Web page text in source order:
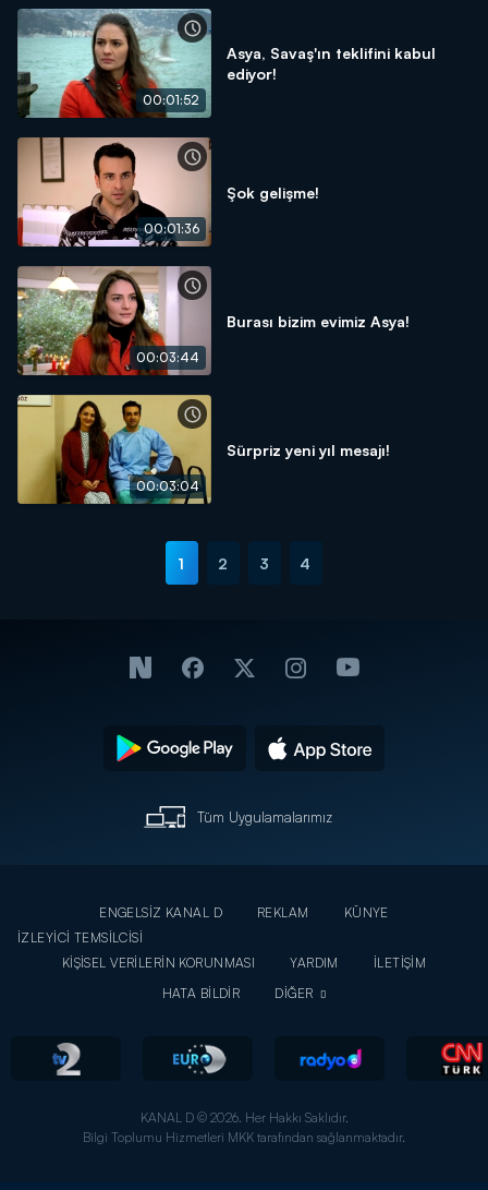
00:01:52
Asya, Savaş'ın teklifini kabul
ediyor!
00:01:36
Şok gelişme!
00:03:44
Burası bizim evimiz Asya!
00:03:04
Sürpriz yeni yıl mesajı!
1 2 3 4
Tüm Uygulamalarımız
ENGELSİZ KANAL D REKLAM
KÜNYE
İZLEYİCİ TEMSİLCİSİ
KİŞİSEL VERİLERİN KORUNMASI
YARDIM
İLETİŞİM
HATA BİLDİR
DİĞER
KANAL D © 2026. Her Hakkı Saklıdır.
Bilgi Toplumu Hizmetleri MKK tarafından sağlanmaktadır.